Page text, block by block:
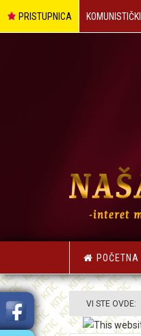
PRISTUPNICA
POČETNA
VI STE OVDE: